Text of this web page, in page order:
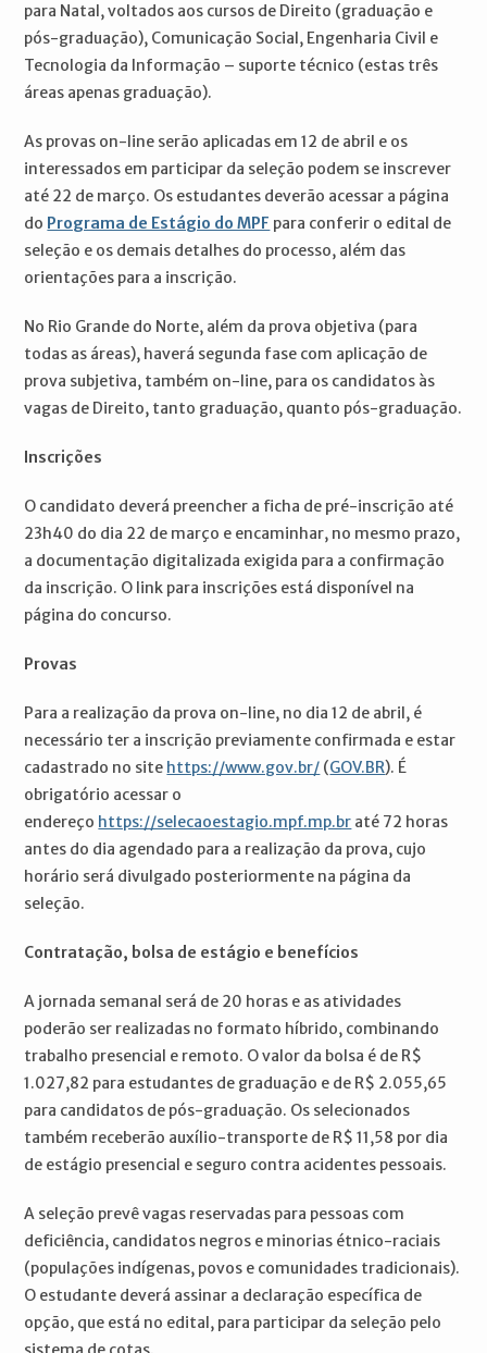
para Natal, voltados aos cursos de Direito (graduação e
pós-graduação), Comunicação Social, Engenharia Civil e
Tecnologia da Informação – suporte técnico (estas três
áreas apenas graduação).
As provas on-line serão aplicadas em 12 de abril e os
interessados em participar da seleção podem se inscrever
até 22 de março. Os estudantes deverão acessar a página
do Programa de Estágio do MPF para conferir o edital de
seleção e os demais detalhes do processo, além das
orientações para a inscrição.
No Rio Grande do Norte, além da prova objetiva (para
todas as áreas), haverá segunda fase com aplicação de
prova subjetiva, também on-line, para os candidatos às
vagas de Direito, tanto graduação, quanto pós-graduação.
Inscrições
O candidato deverá preencher a ficha de pré-inscrição até
23h40 do dia 22 de março e encaminhar, no mesmo prazo,
a documentação digitalizada exigida para a confirmação
da inscrição. O link para inscrições está disponível na
página do concurso.
Provas
Para a realização da prova on-line, no dia 12 de abril, é
necessário ter a inscrição previamente confirmada e estar
cadastrado no site https://www.gov.br/ (GOV.BR). É
obrigatório acessar o
endereço https://selecaoestagio.mpf.mp.br até 72 horas
antes do dia agendado para a realização da prova, cujo
horário será divulgado posteriormente na página da
seleção.
Contratação, bolsa de estágio e benefícios
A jornada semanal será de 20 horas e as atividades
poderão ser realizadas no formato híbrido, combinando
trabalho presencial e remoto. O valor da bolsa é de R$
1.027,82 para estudantes de graduação e de R$ 2.055,65
para candidatos de pós-graduação. Os selecionados
também receberão auxílio-transporte de R$ 11,58 por dia
de estágio presencial e seguro contra acidentes pessoais.
A seleção prevê vagas reservadas para pessoas com
deficiência, candidatos negros e minorias étnico-raciais
(populações indígenas, povos e comunidades tradicionais).
O estudante deverá assinar a declaração específica de
opção, que está no edital, para participar da seleção pelo